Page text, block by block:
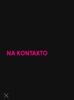
NA KONTAKTO